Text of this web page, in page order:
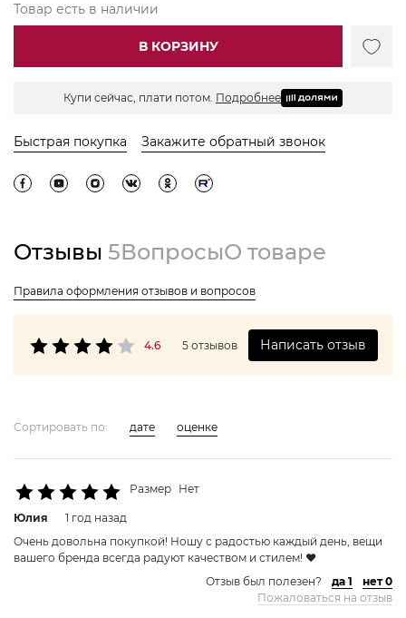
Товар есть в наличии
В КОРЗИНУ
Купи сейчас, плати потом. Подробнее
Быстрая покупка Закажите обратный звонок
Отзывы 5ВопросыО товаре
Правила оформления отзывов и вопросов
4.6 5 отзывов Написать отзыв
Сортировать по: дате оценке
Размер Нет
Юлия
1 год назад
Очень довольна покупкой! Ношу с радостью каждый день, вещи
вашего бренда всегда радуют качеством и стилем! ❤️
Отзыв был полезен?
да 1
нет 0
Пожаловаться на отзыв